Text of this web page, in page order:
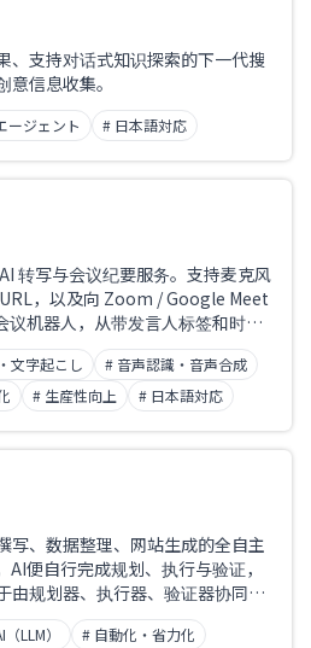
、支持对话式知识探索的下一代搜
信息收集。
ージェント # 日本語対応
转写与会议纪要服务。支持麦克风
，以及向 Zoom / Google Meet
机器人，从带发言人标签和时间
，全部在同一界面内完成。其特点
名词——通过列出低置信度词汇的
对话中用自然语言修改。音频、转
，且不会用于 AI 训练（零留存）。
绑定信用卡即可试用全部功能。
文字起こし
# 音声認識・音声合成
# 生産性向上 # 日本語対応
写、数据整理、网站生成的全自主
便自行完成规划、执行与验证，
由规划器、执行器、验证器协同运
LLM）
# 自動化・省力化